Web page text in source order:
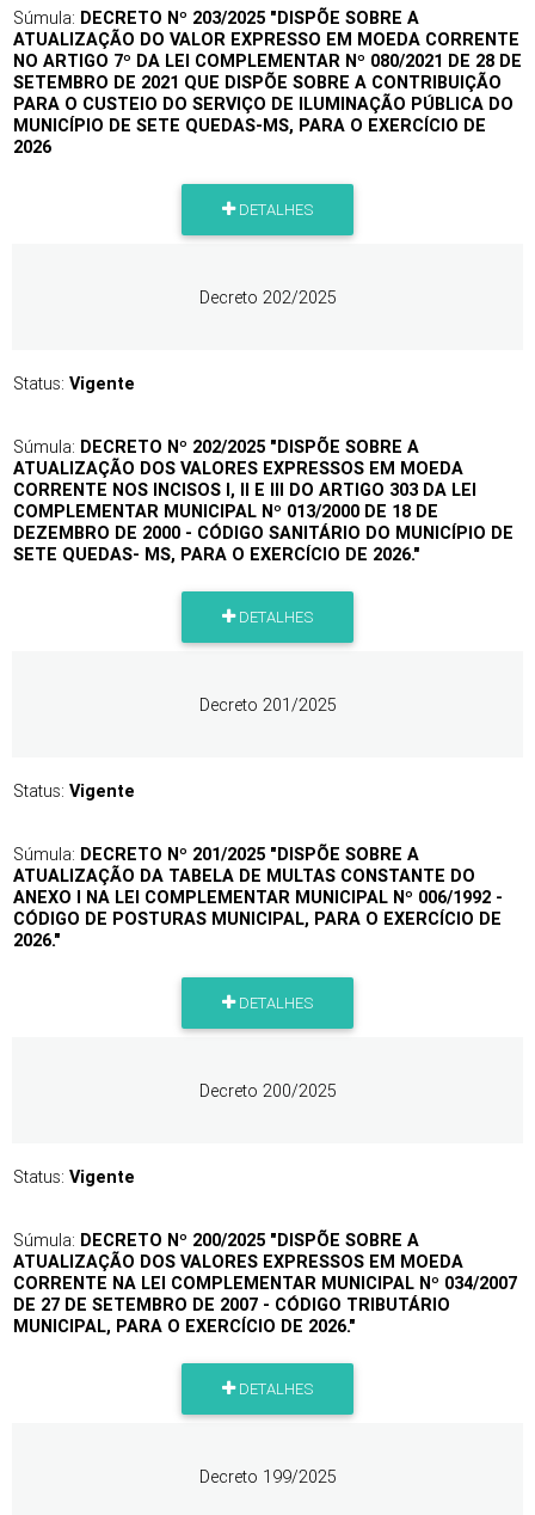
Súmula: DECRETO Nº 203/2025 "DISPÕE SOBRE A
ATUALIZAÇÃO DO VALOR EXPRESSO EM MOEDA CORRENTE
NO ARTIGO 7º DA LEI COMPLEMENTAR Nº 080/2021 DE 28 DE
SETEMBRO DE 2021 QUE DISPÕE SOBRE A CONTRIBUIÇÃO
PARA O CUSTEIO DO SERVIÇO DE ILUMINAÇÃO PÚBLICA DO
MUNICÍPIO DE SETE QUEDAS-MS, PARA O EXERCÍCIO DE
2026
DETALHES
Decreto 202/2025
Status: Vigente
Súmula: DECRETO Nº 202/2025 "DISPÕE SOBRE A
ATUALIZAÇÃO DOS VALORES EXPRESSOS EM MOEDA
CORRENTE NOS INCISOS I, II E III DO ARTIGO 303 DA LEI
COMPLEMENTAR MUNICIPAL Nº 013/2000 DE 18 DE
DEZEMBRO DE 2000 - CÓDIGO SANITÁRIO DO MUNICÍPIO DE
SETE QUEDAS- MS, PARA O EXERCÍCIO DE 2026."
DETALHES
Decreto 201/2025
Status: Vigente
Súmula: DECRETO Nº 201/2025 "DISPÕE SOBRE A
ATUALIZAÇÃO DA TABELA DE MULTAS CONSTANTE DO
ANEXO I NA LEI COMPLEMENTAR MUNICIPAL Nº 006/1992 -
CÓDIGO DE POSTURAS MUNICIPAL, PARA O EXERCÍCIO DE
2026."
DETALHES
Decreto 200/2025
Status: Vigente
Súmula: DECRETO Nº 200/2025 "DISPÕE SOBRE A
ATUALIZAÇÃO DOS VALORES EXPRESSOS EM MOEDA
CORRENTE NA LEI COMPLEMENTAR MUNICIPAL Nº 034/2007
DE 27 DE SETEMBRO DE 2007 - CÓDIGO TRIBUTÁRIO
MUNICIPAL, PARA O EXERCÍCIO DE 2026."
DETALHES
Decreto 199/2025